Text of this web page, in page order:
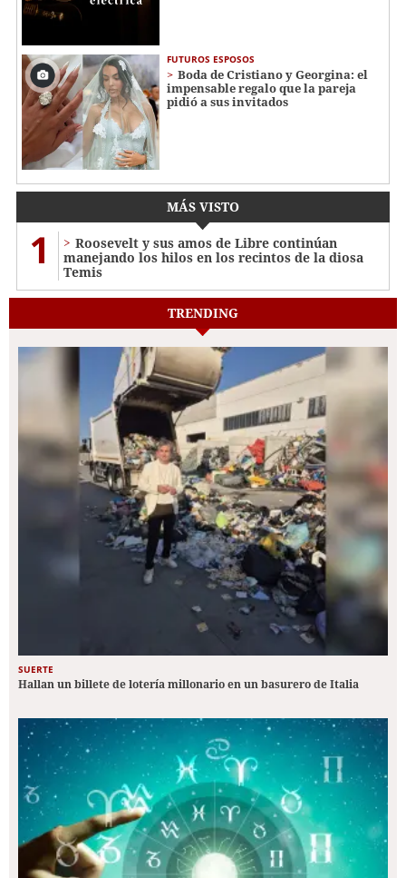
FUTUROS ESPOSOS
Boda de Cristiano y Georgina: el
impensable regalo que la pareja
pidió a sus invitados
MÁS VISTO
1
Roosevelt y sus amos de Libre continúan
manejando los hilos en los recintos de la diosa
Temis
TRENDING
SUERTE
Hallan un billete de lotería millonario en un basurero de Italia